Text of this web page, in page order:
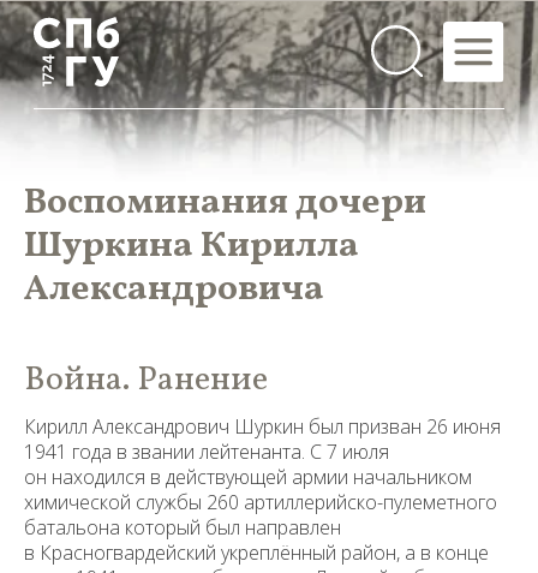
Воспоминания дочери
Шуркина Кирилла
Александровича
Война. Ранение
Кирилл Александрович Шуркин был призван 26 июня
1941 года в звании лейтенанта. С 7 июля
он находился в действующей армии начальником
химической службы 260 артиллерийско-пулеметного
батальона который был направлен
в Красногвардейский укреплённый район, а в конце